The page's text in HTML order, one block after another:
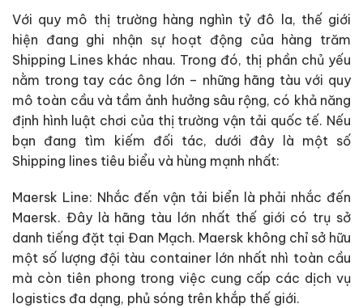
Với quy mô thị trường hàng nghìn tỷ đô la, thế giới
hiện đang ghi nhận sự hoạt động của hàng trăm
Shipping Lines khác nhau. Trong đó, thị phần chủ yếu
nằm trong tay các ông lớn – những hãng tàu với quy
mô toàn cầu và tầm ảnh hưởng sâu rộng, có khả năng
định hình luật chơi của thị trường vận tải quốc tế. Nếu
bạn đang tìm kiếm đối tác, dưới đây là một số
Shipping lines tiêu biểu và hùng mạnh nhất:
Maersk Line: Nhắc đến vận tải biển là phải nhắc đến
Maersk. Đây là hãng tàu lớn nhất thế giới có trụ sở
danh tiếng đặt tại Đan Mạch. Maersk không chỉ sở hữu
một số lượng đội tàu container lớn nhất nhì toàn cầu
mà còn tiên phong trong việc cung cấp các dịch vụ
logistics đa dạng, phủ sóng trên khắp thế giới.